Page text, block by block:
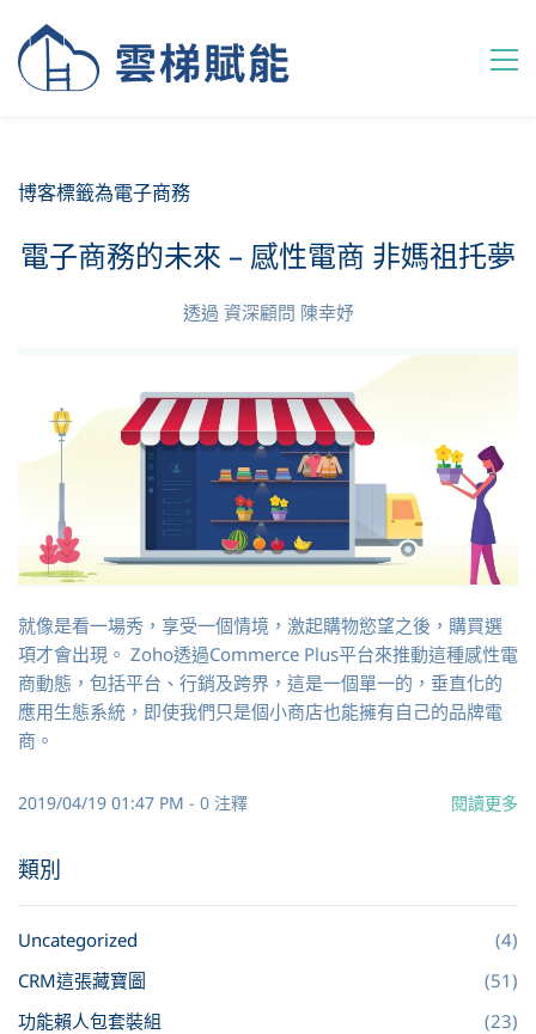
博客標籤為電子商務
電子商務的未來 – 感性電商 非媽祖托夢
透過 資深顧問 陳幸妤
就像是看一場秀，享受一個情境，激起購物慾望之後，購買選
項才會出現。 Zoho透過Commerce Plus平台來推動這種感性電
商動態，包括平台、行銷及跨界，這是一個單一的，垂直化的
應用生態系統，即使我們只是個小商店也能擁有自己的品牌電
商。
2019/04/19 01:47 PM - 0 注釋 閱讀更多
類別
Uncategorized
(4)
CRM這張藏寶圖
(51)
功能賴人包套裝組
(23)